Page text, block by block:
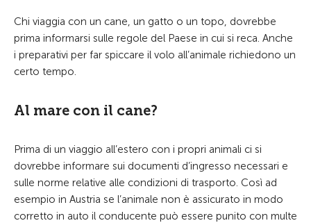
Chi viaggia con un cane, un gatto o un topo, dovrebbe
prima informarsi sulle regole del Paese in cui si reca. Anche
i preparativi per far spiccare il volo all’animale richiedono un
certo tempo.
Al mare con il cane?
Prima di un viaggio all’estero con i propri animali ci si
dovrebbe informare sui documenti d’ingresso necessari e
sulle norme relative alle condizioni di trasporto. Così ad
esempio in Austria se l’animale non è assicurato in modo
corretto in auto il conducente può essere punito con multe